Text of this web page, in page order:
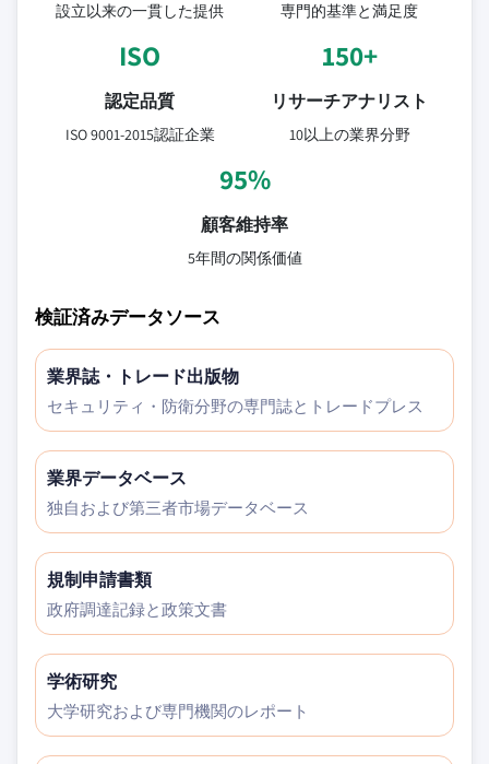
設立以来の一貫した提供 専門的基準と満足度
ISO
認定品質
ISO 9001-2015認証企業
150+
リサーチアナリスト
10以上の業界分野
95%
顧客維持率
5年間の関係価値
検証済みデータソース
業界誌・トレード出版物
セキュリティ・防衛分野の専門誌とトレードプレス
業界データベース
独自および第三者市場データベース
規制申請書類
政府調達記録と政策文書
学術研究
大学研究および専門機関のレポート